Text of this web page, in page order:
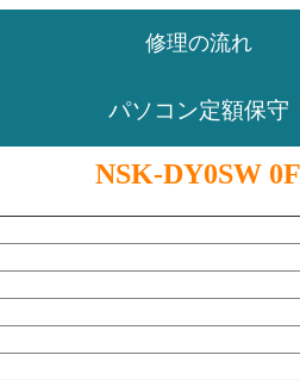
修理の流れ
パソコン定額保守
NSK-DY0SW 0F